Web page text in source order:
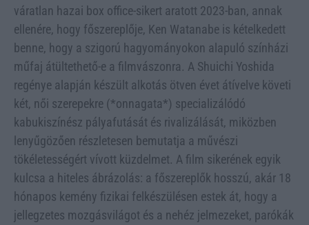
váratlan hazai box office-sikert aratott 2023-ban, annak
ellenére, hogy főszereplője, Ken Watanabe is kételkedett
benne, hogy a szigorú hagyományokon alapuló színházi
műfaj átültethető-e a filmvászonra. A Shuichi Yoshida
regénye alapján készült alkotás ötven évet átívelve követi
két, női szerepekre (*onnagata*) specializálódó
kabukiszínész pályafutását és rivalizálását, miközben
lenyűgözően részletesen bemutatja a művészi
tökéletességért vívott küzdelmet. A film sikerének egyik
kulcsa a hiteles ábrázolás: a főszereplők hosszú, akár 18
hónapos kemény fizikai felkészülésen estek át, hogy a
jellegzetes mozgásvilágot és a nehéz jelmezeket, parókák